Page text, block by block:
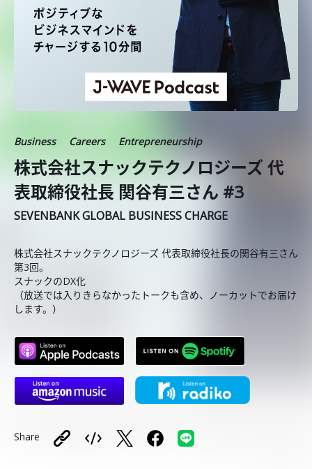
Business Careers Entrepreneurship
株式会社スナックテクノロジーズ 代
表取締役社長 関谷有三さん #3
SEVENBANK GLOBAL BUSINESS CHARGE
株式会社スナックテクノロジーズ 代表取締役社長の関谷有三さん
第3回。
スナックのDX化
（放送では入りきらなかったトークも含め、ノーカットでお届け
します。）
Share